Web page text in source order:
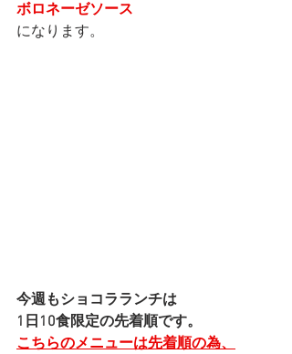
ボロネーゼソース
になります。
今週もショコラランチは
1日10食限定の先着順です。
こちらのメニューは先着順の為、